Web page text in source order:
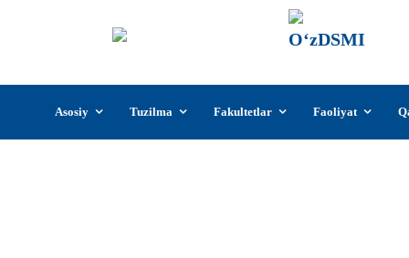
content
Asosiy Tuzilma Fakultetlar Faoliyat